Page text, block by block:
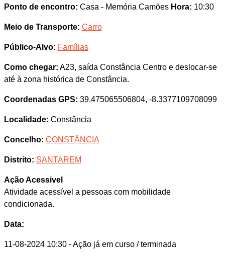
Ponto de encontro: Casa - Memória Camões Hora: 10:30
Meio de Transporte: Carro
Público-Alvo: Famílias
Como chegar: A23, saída Constância Centro e deslocar-se
até à zona histórica de Constância.
Coordenadas GPS: 39.475065506804, -8.3377109708099
Localidade: Constância
Concelho: CONSTÂNCIA
Distrito: SANTAREM
Ação Acessivel
Atividade acessível a pessoas com mobilidade
condicionada.
Data:
11-08-2024 10:30 - Ação já em curso / terminada